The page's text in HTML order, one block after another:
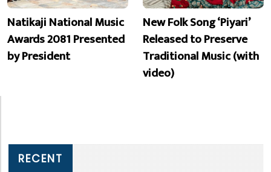
Natikaji National Music
Awards 2081 Presented
by President
New Folk Song ‘Piyari’
Released to Preserve
Traditional Music (with
video)
RECENT